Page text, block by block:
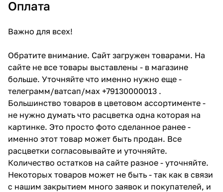
Оплата
Важно для всех!
Обратите внимание. Сайт загружен товарами. На
сайте не все товары выставлены - в магазине
больше. Уточняйте что именно нужно еще -
телеграмм/ватсап/мах +79130000013 .
Большинство товаров в цветовом ассортименте -
не нужно думать что расцветка одна которая на
картинке. Это просто фото сделанное ранее -
именно этот товар может быть продан. Все
расцветки согласовывайте и уточняйте.
Количество остатков на сайте разное - уточняйте.
Некоторых товаров может не быть - так как в связи
с нашим закрытием много заявок и покупателей, и